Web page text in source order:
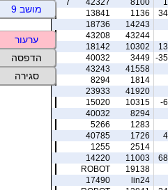
1136
13841
14243
18736
43244
43208
10302
18142
-
3449
40032
41558
43243
1814
8294
41920
23933
-
10315
15020
8294
40032
1283
5266
1726
40785
2514
1255
11003
14220
19138
ROBOT
lin24
17490
מושב 9
ערעור
הדפסה
סגירה